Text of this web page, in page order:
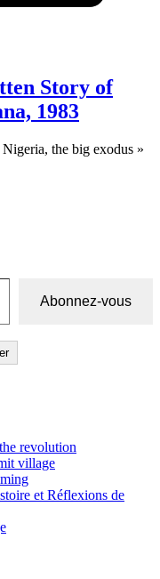
Story of
1983
the big exodus »
Abonnez-vous
revolution
village
et Réflexions de